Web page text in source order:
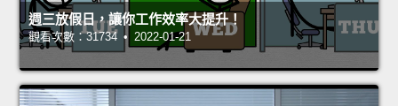
週三放假日，讓你工作效率大提升！
觀看次數：31734 • 2022-01-21